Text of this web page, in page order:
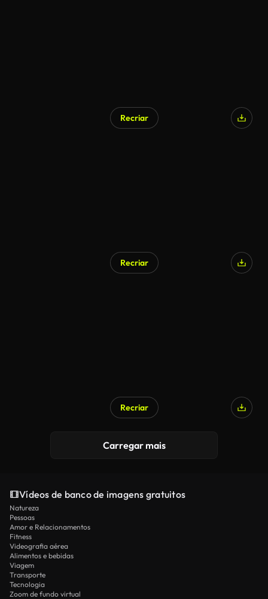
Recriar
Recriar
Recriar
Carregar mais
Vídeos de banco de imagens gratuitos
Natureza
Pessoas
Amor e Relacionamentos
Fitness
Videografia aérea
Alimentos e bebidas
Viagem
Transporte
Tecnologia
Zoom de fundo virtual